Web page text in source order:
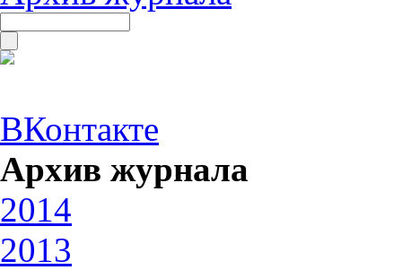
ВКонтакте
Архив журнала
2014
2013